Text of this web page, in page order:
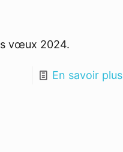
vœux 2024.
En savoir plus